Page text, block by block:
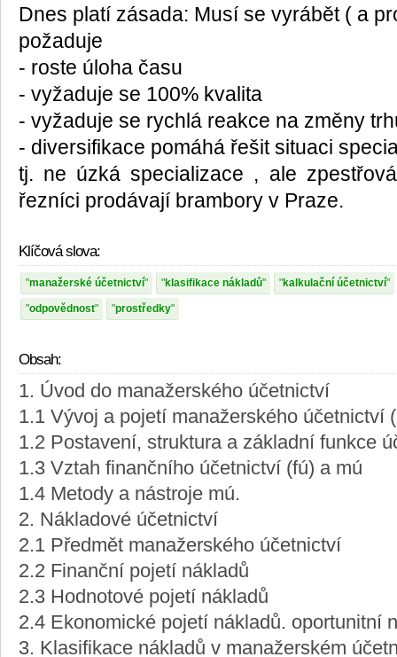
Dnes platí zásada: Musí se vyrábět ( a
požaduje
- roste úloha času
- vyžaduje se 100% kvalita
- vyžaduje se rychlá reakce na změny
- diversifikace pomáhá řešit situaci
tj. ne úzká specializace , ale
řezníci prodávají brambory v Praze.
Klíčová slova:
manažerské účetnictví klasifikace nákladů kalkulační účetnictví
odpovědnost prostředky
Obsah:
1. Úvod do manažerského účetnictví
1.1 Vývoj a pojetí manažerského účetnictví
1.2 Postavení, struktura a základní funkce
1.3 Vztah finančního účetnictví (fú) a mú
1.4 Metody a nástroje mú.
2. Nákladové účetnictví
2.1 Předmět manažerského účetnictví
2.2 Finanční pojetí nákladů
2.3 Hodnotové pojetí nákladů
2.4 Ekonomické pojetí nákladů. oportunitní
3. Klasifikace nákladů v manažerském